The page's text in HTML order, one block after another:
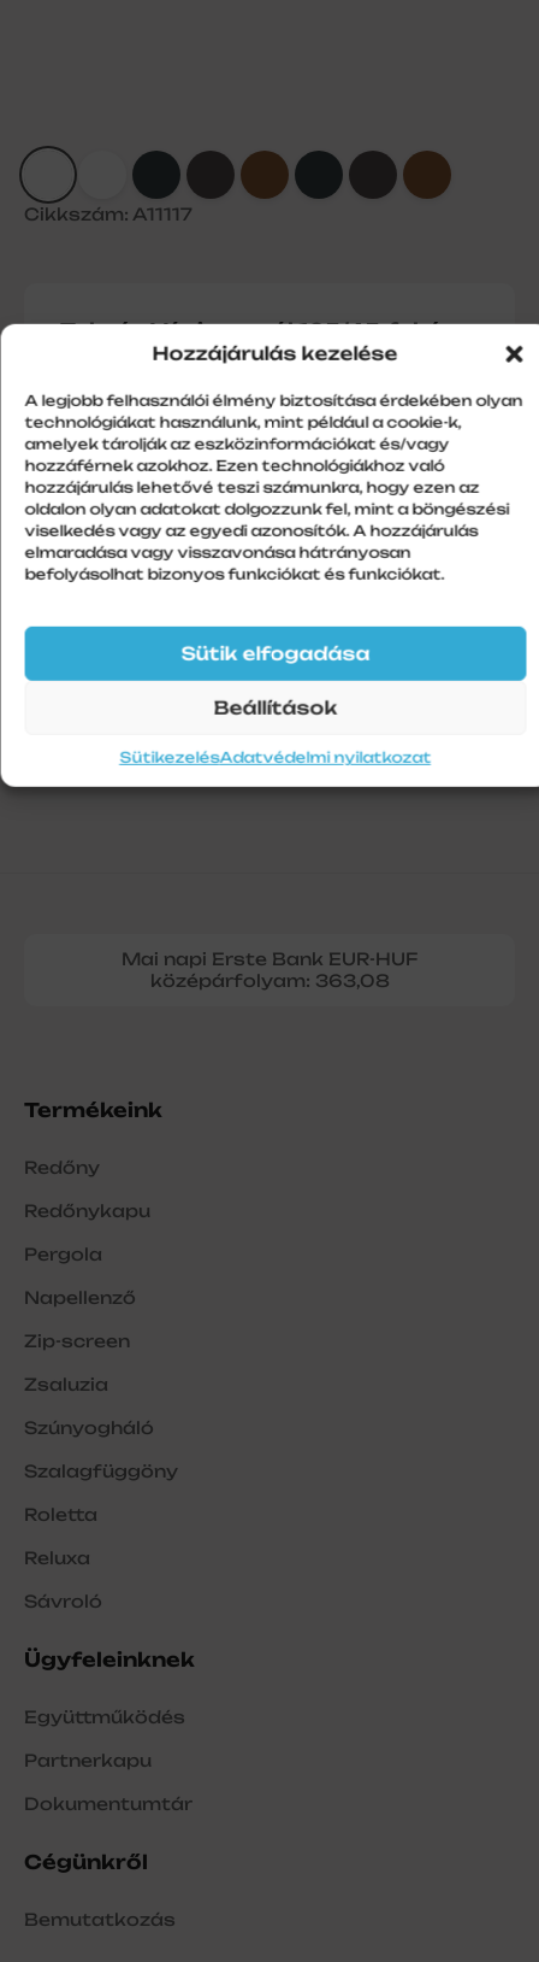
Hozzájárulás kezelése
A legjobb felhasználói élmény biztosítása érdekében olyan
technológiákat használunk, mint például a cookie-k,
amelyek tárolják az eszközinformációkat és/vagy
hozzáférnek azokhoz. Ezen technológiákhoz való
hozzájárulás lehetővé teszi számunkra, hogy ezen az
oldalon olyan adatokat dolgozzunk fel, mint a böngészési
viselkedés vagy az egyedi azonosítók. A hozzájárulás
elmaradása vagy visszavonása hátrányosan
befolyásolhat bizonyos funkciókat és funkciókat.
Sütik elfogadása
Beállítások
SütikezelésAdatvédelmi nyilatkozat
Cikkszám: A11117
Tokvég Vági normál 165/45-fehér
További információk
Szín
Fehér
Szálhossz
Mai napi Erste Bank EUR-HUF
középárfolyam: 363,08
Termékeink
Redőny
Redőnykapu
Pergola
Napellenző
Zip-screen
Zsaluzia
Szúnyogháló
Szalagfüggöny
Roletta
Reluxa
Sávroló
Ügyfeleinknek
Együttműködés
Partnerkapu
Dokumentumtár
Cégünkről
Bemutatkozás